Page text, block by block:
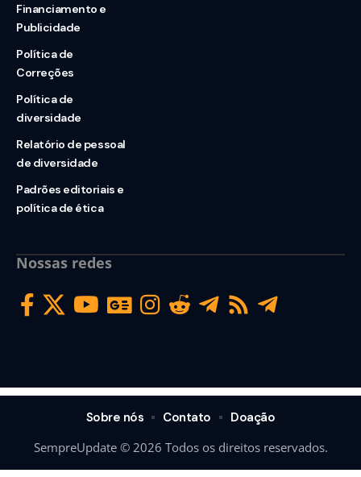
Financiamento e
Publicidade
Política de
Correções
Política de
diversidade
Relatório de pessoal
de diversidade
Padrões editoriais e
política de ética
Nossas redes
SempreUpdate © 2026 Todos os direitos reservados.
Sobre nós Contato Doação